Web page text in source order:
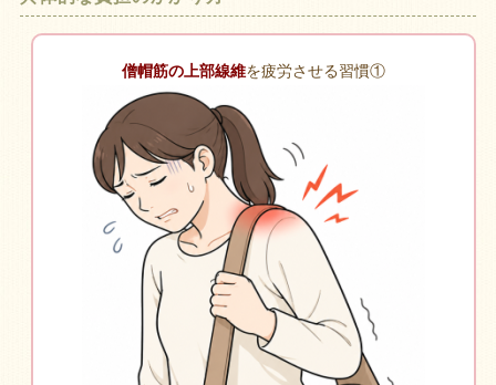
僧帽筋の上部線維を疲労させる習慣①